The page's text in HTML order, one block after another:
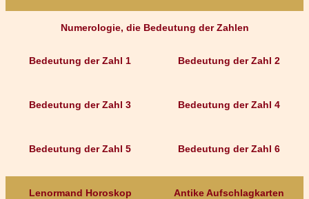
Numerologie, die Bedeutung der Zahlen
Bedeutung der Zahl 1
Bedeutung der Zahl 3
Bedeutung der Zahl 5
Bedeutung der Zahl 2
Bedeutung der Zahl 4
Bedeutung der Zahl 6
Lenormand Horoskop Antike Aufschlagkarten